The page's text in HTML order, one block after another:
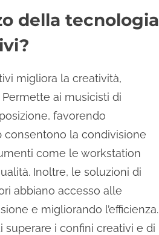
della tecnologia
migliora la creatività,
ai musicisti di
favorendo
consentono la condivisione
come le workstation
Inoltre, le soluzioni di
abbiano accesso alle
e migliorando l’efficienza.
i confini creativi e di